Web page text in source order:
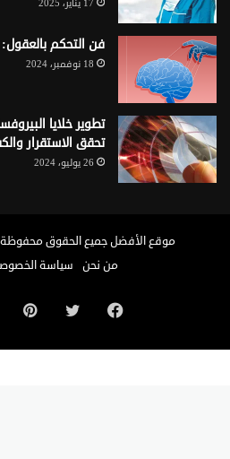
17 يناير، 2025
فن التحكم بالعقول:
18 نوفمبر، 2024
تطوير خلايا
تحقق الاستقرار
26 يوليو، 2024
موقع الأفضلجميع الحقوق
من نحن
سياسة
فيسبوك تويتر